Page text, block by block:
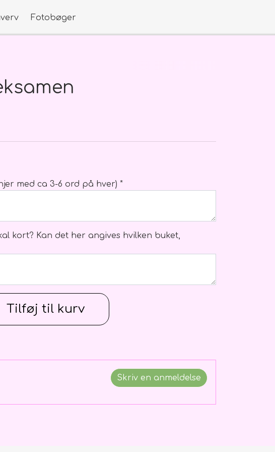
og Barn, Dåb mm.
Fotobøger
med ca 3-6 ord på hver) *
kort? Kan det her angives hvilken buket,
Tilføj til kurv
Skriv en anmeldelse